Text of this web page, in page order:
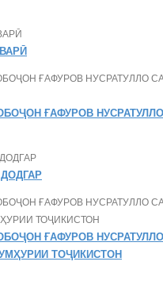
ҒАФУРОВ
ҒАФУРОВ
ТОҶИКИСТОН